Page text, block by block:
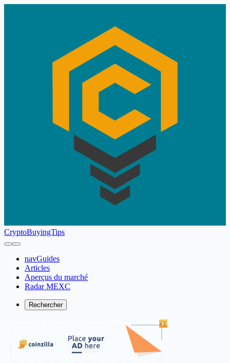
CryptoBuyingTips
navGuides
Articles
Aperçus du marché
Radar MEXC
Rechercher